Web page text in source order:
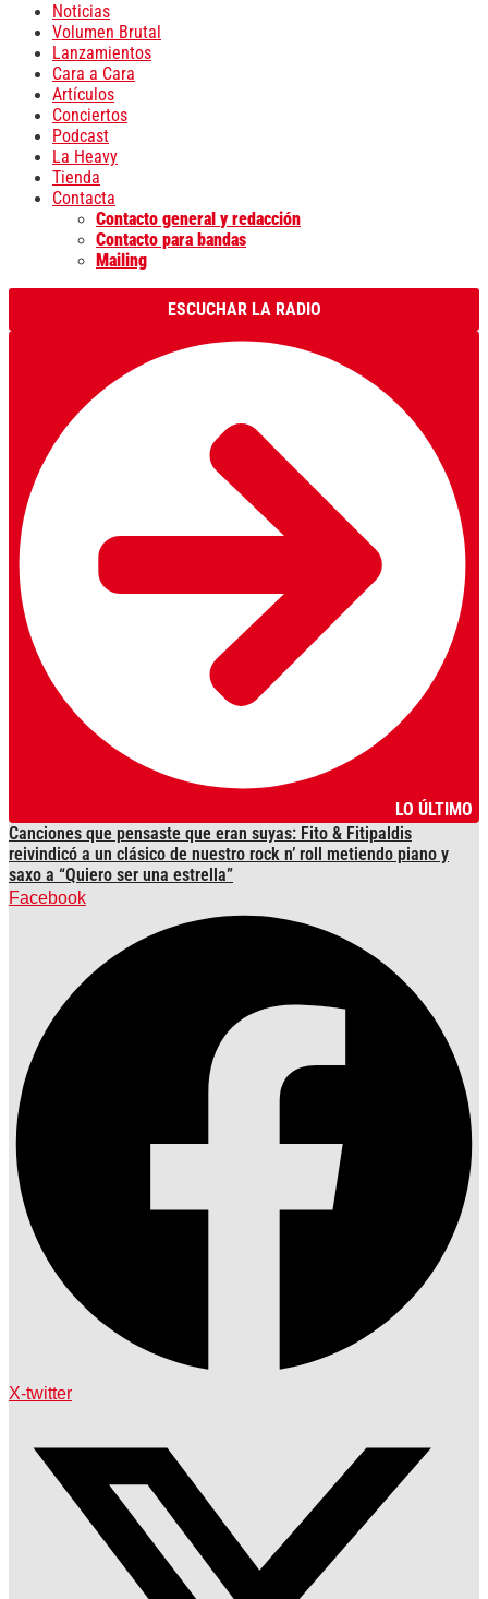
Noticias
Volumen Brutal
Lanzamientos
Cara a Cara
Artículos
Conciertos
Podcast
La Heavy
Tienda
Contacta
Contacto general y redacción
Contacto para bandas
Mailing
ESCUCHAR LA RADIO
LO ÚLTIMO
Canciones que pensaste que eran suyas: Fito & Fitipaldis
reivindicó a un clásico de nuestro rock n’ roll metiendo piano y
saxo a “Quiero ser una estrella”
Facebook
X-twitter